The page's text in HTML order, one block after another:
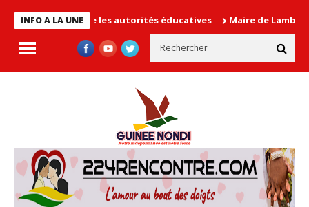
INFO A LA UNE
cause les autorités éducatives Maire de Lambanyi : Baba